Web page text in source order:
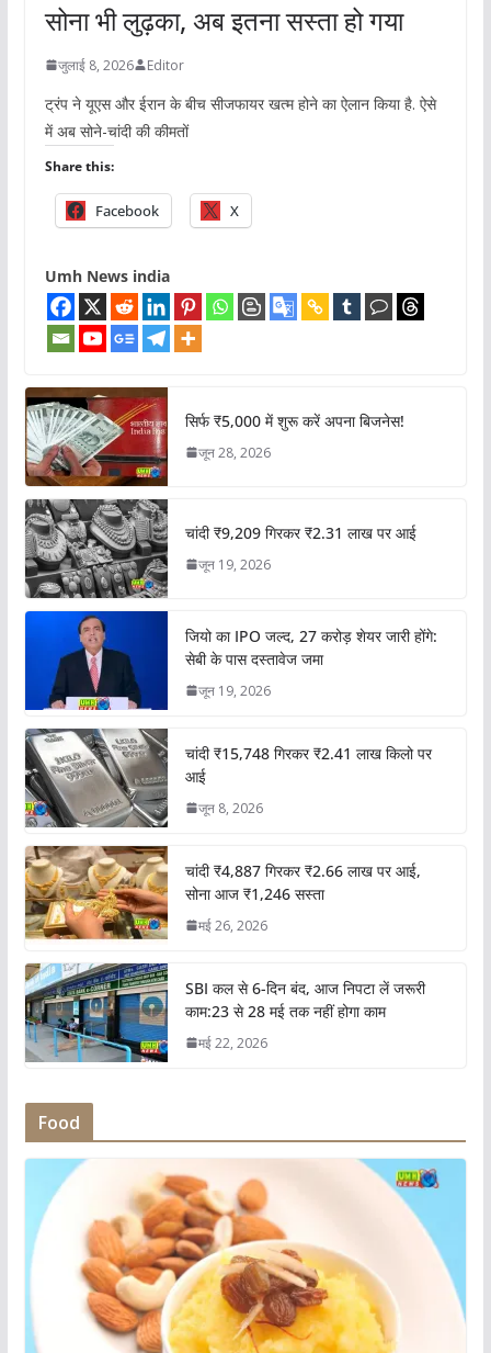
सोना भी लुढ़का, अब इतना सस्ता हो गया
जुलाई 8, 2026 Editor
ट्रंप ने यूएस और ईरान के बीच सीजफायर खत्म होने का ऐलान किया है. ऐसे
में अब सोने-चांदी की कीमतों
Share this:
Facebook X
Umh News india
सिर्फ ₹5,000 में शुरू करें अपना बिजनेस!
जून 28, 2026
चांदी ₹9,209 गिरकर ₹2.31 लाख पर आई
जून 19, 2026
जियो का IPO जल्द, 27 करोड़ शेयर जारी होंगे:
सेबी के पास दस्तावेज जमा
जून 19, 2026
चांदी ₹15,748 गिरकर ₹2.41 लाख किलो पर
आई
जून 8, 2026
चांदी ₹4,887 गिरकर ₹2.66 लाख पर आई,
सोना आज ₹1,246 सस्ता
मई 26, 2026
SBI कल से 6-दिन बंद, आज निपटा लें जरूरी
काम:23 से 28 मई तक नहीं होगा काम
मई 22, 2026
Food